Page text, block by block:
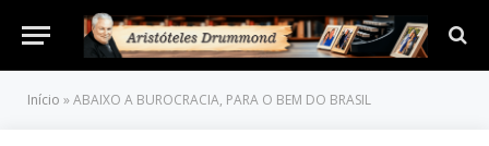
Início »ABAIXO A BUROCRACIA, PARA O BEM DO BRASIL